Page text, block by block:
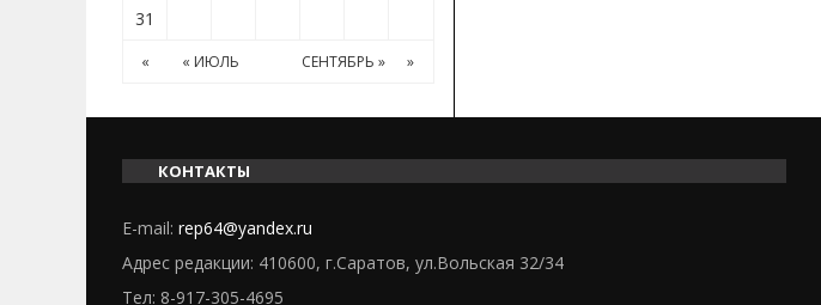
31
« « ИЮЛЬ СЕНТЯБРЬ » »
КОНТАКТЫ
E-mail: rep64@yandex.ru
Адрес редакции: 410600, г.Саратов, ул.Вольская 32/34
Тел: 8-917-305-4695